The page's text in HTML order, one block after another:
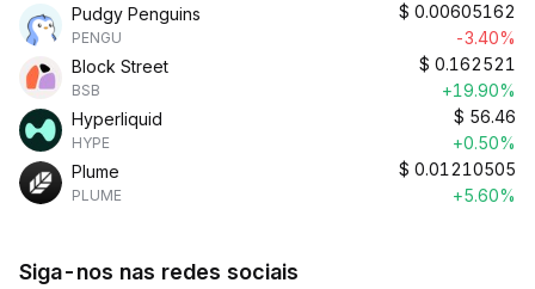
Pudgy Penguins
PENGU
$ 0.00605162
-3.40%
Block Street
BSB
$ 0.162521
+19.90%
Hyperliquid
HYPE
$ 56.46
+0.50%
Plume
PLUME
$ 0.01210505
+5.60%
Siga-nos nas redes sociais